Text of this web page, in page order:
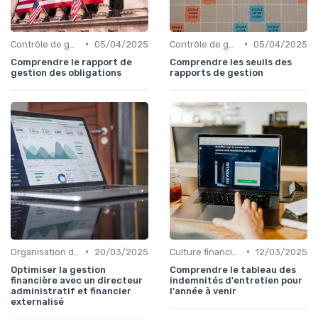
• 05/04/2025
Comprendre le rapport de
gestion des obligations
• 05/04/2025
Comprendre les seuils des
rapports de gestion
•
20/03/2025
Optimiser la gestion
financière avec un directeur
administratif et financier
externalisé
• 12/03/2025
Comprendre le tableau des
indemnités d'entretien pour
l'année à venir